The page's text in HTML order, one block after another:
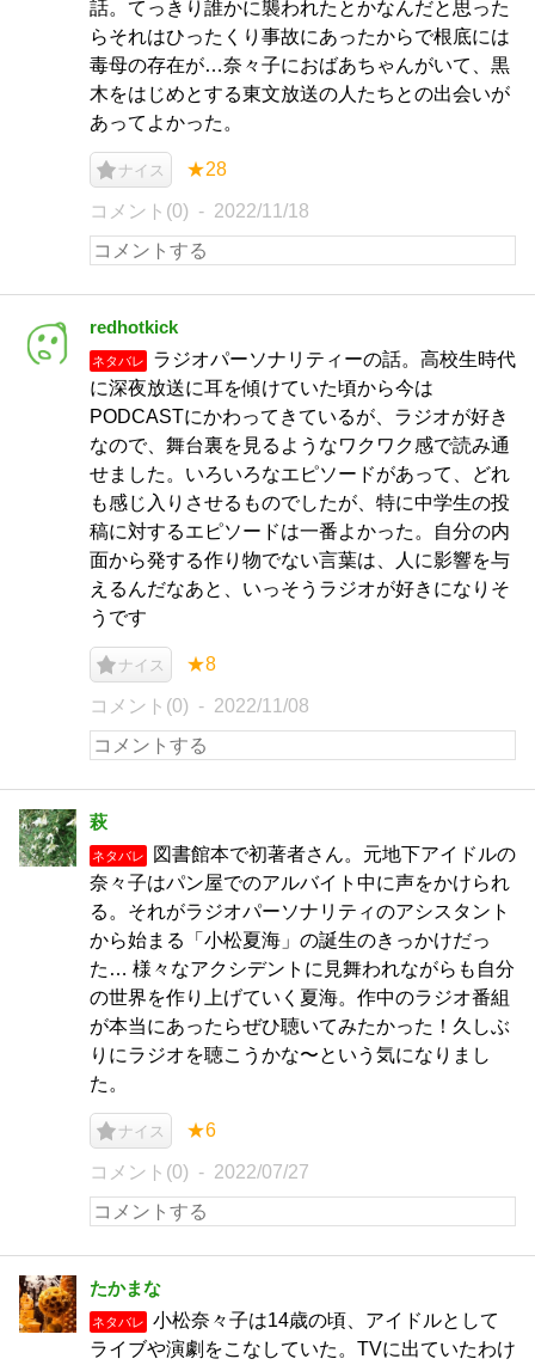
話。てっきり誰かに襲われたとかなんだと思った
らそれはひったくり事故にあったからで根底には
毒母の存在が…奈々子におばあちゃんがいて、黒
木をはじめとする東文放送の人たちとの出会いが
あってよかった。
ナイス ★28
コメント(0) 2022/11/18
redhotkick
ネタバレ
ラジオパーソナリティーの話。高校生時代
に深夜放送に耳を傾けていた頃から今は
PODCASTにかわってきているが、ラジオが好き
なので、舞台裏を見るようなワクワク感で読み通
せました。いろいろなエピソードがあって、どれ
も感じ入りさせるものでしたが、特に中学生の投
稿に対するエピソードは一番よかった。自分の内
面から発する作り物でない言葉は、人に影響を与
えるんだなあと、いっそうラジオが好きになりそ
うです
ナイス ★8
コメント(0) 2022/11/08
萩
ネタバレ
図書館本で初著者さん。元地下アイドルの
奈々子はパン屋でのアルバイト中に声をかけられ
る。それがラジオパーソナリティのアシスタント
から始まる「小松夏海」の誕生のきっかけだっ
た… 様々なアクシデントに見舞われながらも自分
の世界を作り上げていく夏海。作中のラジオ番組
が本当にあったらぜひ聴いてみたかった！久しぶ
りにラジオを聴こうかな〜という気になりまし
た。
ナイス ★6
コメント(0) 2022/07/27
たかまな
ネタバレ
小松奈々子は14歳の頃、アイドルとして
ライブや演劇をこなしていた。TVに出ていたわけ